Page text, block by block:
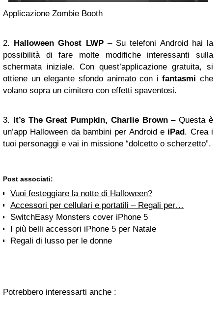
Applicazione Zombie Booth
2. Halloween Ghost LWP– Su telefoni Android hai la
possibilità di fare molte modifiche interessanti sulla
schermata iniziale. Con quest’applicazione gratuita, si
ottiene un elegante sfondo animato con ifantasmi che
volano sopra un cimitero con effetti spaventosi.
3. It’s The Great Pumpkin, Charlie Brown– Questa è
un’app Halloween da bambini per Android e iPad. Crea i
tuoi personaggi e vai in missione “dolcetto o scherzetto”.
Post associati:
Vuoi festeggiare la notte di Halloween?
Accessori per cellulari e portatili – Regali per…
SwitchEasy Monsters cover iPhone 5
I più belli accessori iPhone 5 per Natale
Regali di lusso per le donne
Potrebbero interessarti anche :